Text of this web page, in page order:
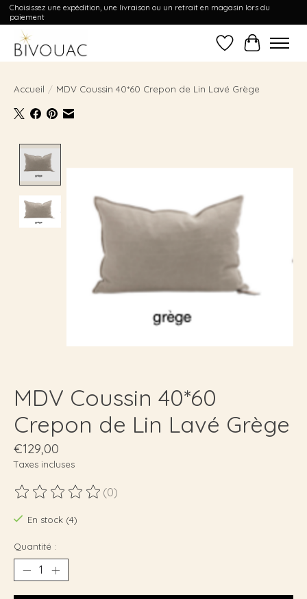
Choisissez une expédition, une livraison ou un retrait en magasin lors du
paiement
Liste dePanier
Accueil / MDV Coussin 40*60 Crepon de Lin Lavé Grège
MDV Coussin 40*60
Crepon de Lin Lavé Grège
€129,00
Taxes incluses
Ce produit est évalué à
(0)
En stock (4)
Quantité :